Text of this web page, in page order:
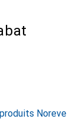
Noreve